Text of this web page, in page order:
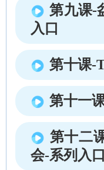
第九课-
入口
第十课-
第十一
第十二
会-系列入口